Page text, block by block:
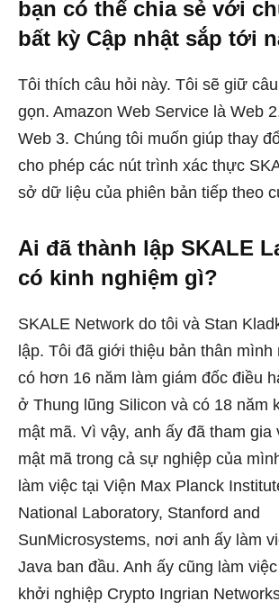
bạn có thể chia sẻ với
bất kỳ Cập nhật sắp tới
Tôi thích câu hỏi này. Tôi sẽ giữ
gọn. Amazon Web Service là Web
Web 3. Chúng tôi muốn giúp thay
cho phép các nút trình xác thực
sở dữ liệu của phiên bản tiếp theo
Ai đã thành lập SKALE
có kinh nghiệm gì?
SKALE Network do tôi và Stan
lập. Tôi đã giới thiệu bản thân mình
có hơn 16 năm làm giám đốc điều
ở Thung lũng Silicon và có 18 năm
mật mã. Vì vậy, anh ấy đã tham gia
mật mã trong cả sự nghiệp của
làm việc tại Viện Max Planck
National Laboratory, Stanford and
SunMicrosystems, nơi anh ấy làm
Java ban đầu. Anh ấy cũng làm
khởi nghiệp Crypto Ingrian